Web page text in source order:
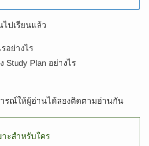
ปเรียนแล้ว
อย่างไร
Study Plan อย่างไร
ารณ์ให้ผู้อ่านได้ลองติดตามอ่านกัน
ะสำหรับใคร